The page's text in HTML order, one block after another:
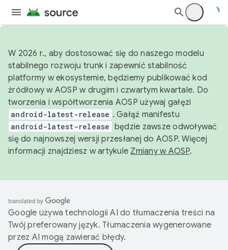
W 2026 r., aby dostosować się do naszego modelu
stabilnego rozwoju trunk i zapewnić stabilność
platformy w ekosystemie, będziemy publikować kod
źródłowy w AOSP w drugim i czwartym kwartale. Do
tworzenia i współtworzenia AOSP używaj gałęzi
android-latest-release . Gałąź manifestu
android-latest-release będzie zawsze odwoływać
się do najnowszej wersji przesłanej do AOSP. Więcej
informacji znajdziesz w artykule Zmiany w AOSP.
Google używa technologii AI do tłumaczenia treści na
Twój preferowany język. Tłumaczenia wygenerowane
przez AI mogą zawierać błędy.